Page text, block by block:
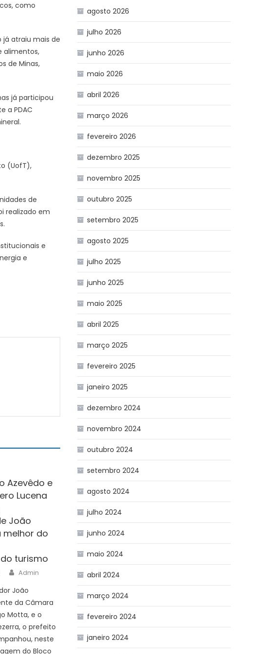
como
já atraiu mais de
alimentos,
de Minas,
já participou
a PDAC
(UofT),
de
realizado em
e
e
Azevêdo e
Lucena
João
melhor do
turismo
Author
Admin
João
da Câmara
Motta, e o
o prefeito
neste
do Bloco
agosto 2026
julho 2026
junho 2026
maio 2026
abril 2026
março 2026
fevereiro 2026
dezembro 2025
novembro 2025
outubro 2025
setembro 2025
agosto 2025
julho 2025
junho 2025
maio 2025
abril 2025
março 2025
fevereiro 2025
janeiro 2025
dezembro 2024
novembro 2024
outubro 2024
setembro 2024
agosto 2024
julho 2024
junho 2024
maio 2024
abril 2024
março 2024
fevereiro 2024
janeiro 2024